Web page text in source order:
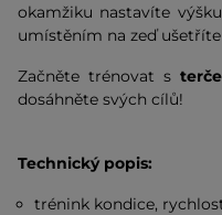
okamžiku nastavíte
umístěním na zeď
Začněte trénovat s
dosáhněte svých cílů!
Technický popis:
trénink kondice,